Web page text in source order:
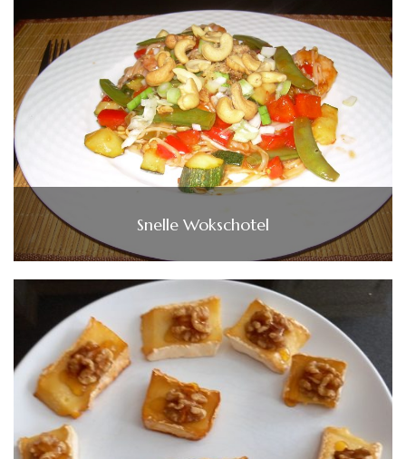
Snelle Wokschotel